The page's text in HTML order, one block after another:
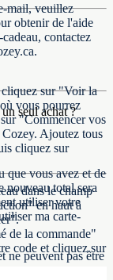
mail, veuillez
obtenir de l'aide
contactez
sur "Voir la
vous pourrez
"Commencer vos
Ajoutez tous
cliquez sur
dans le champ
en haut à
de la commande"
code et cliquez sur
seul achat ?
que vous avez et de
total sera
utiliser votre
ma carte-
ne peuvent pas être